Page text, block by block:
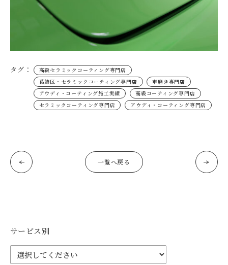
タグ：
高級セラミックコーティング専門店
葛飾区・セラミックコーティング専門店
車磨き専門店
アウディ・コーティング施工実績
高級コーティング専門店
セラミックコーティング専門店
アウディ・コーティング専門店
一覧へ戻る
サービス別